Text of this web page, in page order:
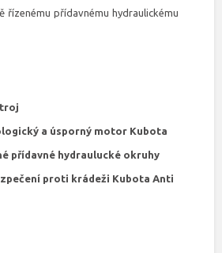
řízenému přídavnému hydraulickému
a úsporný motor Kubota
přídavné hydraulucké okruhy
proti krádeži Kubota Anti